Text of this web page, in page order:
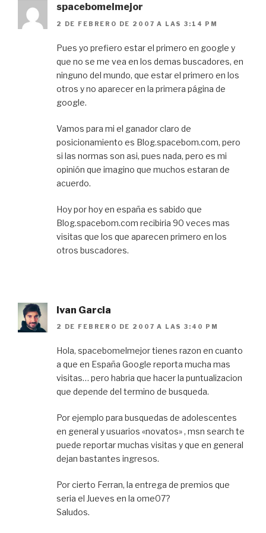
spacebomelmejor
2 DE FEBRERO DE 2007 A LAS 3:14 PM
Pues yo prefiero estar el primero en google y
que no se me vea en los demas buscadores, en
ninguno del mundo, que estar el primero en los
otros y no aparecer en la primera página de
google.
Vamos para mi el ganador claro de
posicionamiento es Blog.spacebom.com, pero
si las normas son asi, pues nada, pero es mi
opinión que imagino que muchos estaran de
acuerdo.
Hoy por hoy en españa es sabido que
Blog.spacebom.com recibiria 90 veces mas
visitas que los que aparecen primero en los
otros buscadores.
Ivan Garcia
2 DE FEBRERO DE 2007 A LAS 3:40 PM
Hola, spacebomelmejor tienes razon en cuanto
a que en España Google reporta mucha mas
visitas… pero habria que hacer la puntualizacion
que depende del termino de busqueda.
Por ejemplo para busquedas de adolescentes
en general y usuarios «novatos» , msn search te
puede reportar muchas visitas y que en general
dejan bastantes ingresos.
Por cierto Ferran, la entrega de premios que
seria el Jueves en la ome07?
Saludos.